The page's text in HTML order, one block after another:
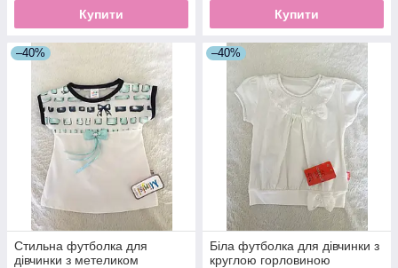
Купити Купити
–40%
Стильна футболка для
дівчинки з метеликом
–40%
Біла футболка для дівчинки з
круглою горловиною